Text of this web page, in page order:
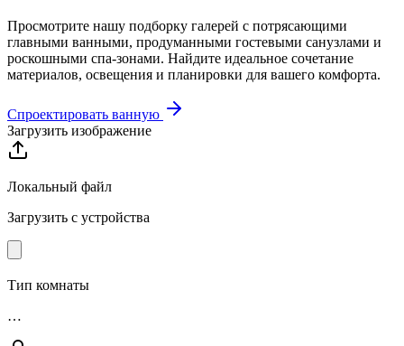
Просмотрите нашу подборку галерей с потрясающими
главными ванными, продуманными гостевыми санузлами и
роскошными спа-зонами. Найдите идеальное сочетание
материалов, освещения и планировки для вашего комфорта.
Спроектировать ванную
Загрузить изображение
Локальный файл
Загрузить с устройства
Тип комнаты
…